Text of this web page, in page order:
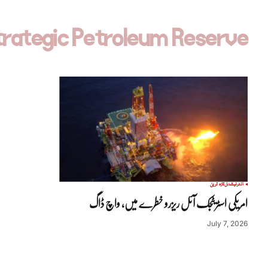
Petroleum Reserve
انٹرنیشنلتازہ ترین
امریکی اسٹریٹجک آئل ریزرو خطرے میں، واچ ڈاگ
July 7, 2026